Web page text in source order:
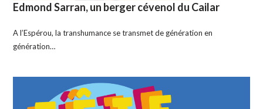
Edmond Sarran, un berger cévenol du Cailar
A l’Espérou, la transhumance se transmet de génération en
génération…